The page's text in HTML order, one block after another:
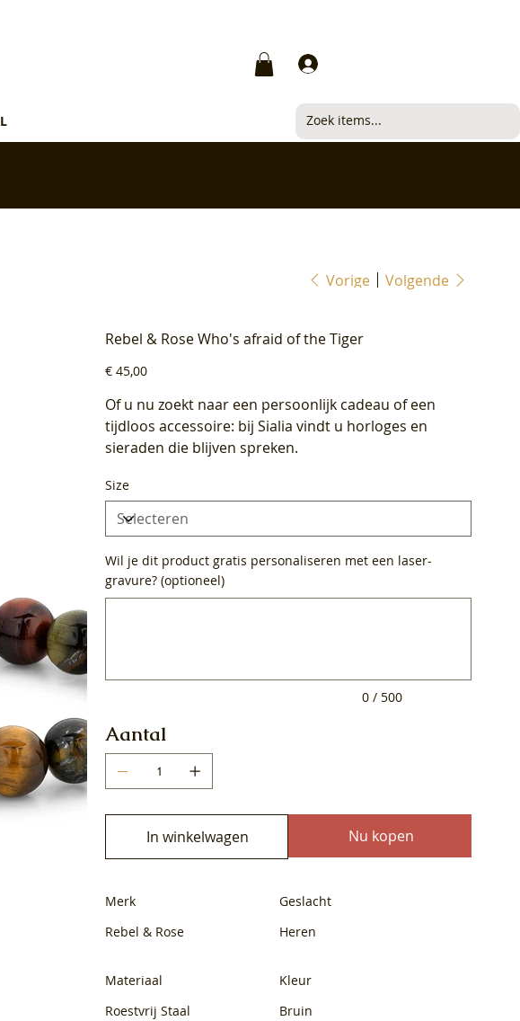
Vorige Volgende
Rebel & Rose Who's afraid of the Tiger
Prijs
€ 45,00
Of u nu zoekt naar een persoonlijk cadeau of een
tijdloos accessoire: bij Sialia vindt u horloges en
sieraden die blijven spreken.
Size
Wil je dit product gratis personaliseren met een laser-
gravure? (optioneel)
0 / 500
Aantal
In winkelwagen Nu kopen
Merk
Rebel & Rose
Geslacht
Heren
Materiaal
Roestvrij Staal
Kleur
Bruin